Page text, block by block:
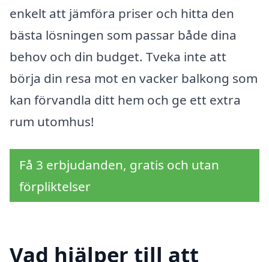
enkelt att jämföra priser och hitta den
bästa lösningen som passar både dina
behov och din budget. Tveka inte att
börja din resa mot en vacker balkong som
kan förvandla ditt hem och ge ett extra
rum utomhus!
Få 3 erbjudanden, gratis och utan
förpliktelser
Vad hjälper till att